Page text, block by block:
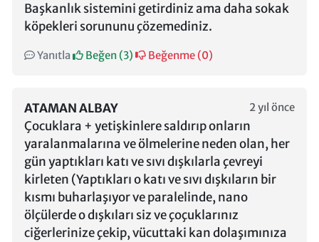
Başkanlık sistemini getirdiniz ama daha sokak
köpekleri sorununu çözemediniz.
Yanıtla Beğen (3) Beğenme (0)
ATAMAN ALBAY 2 yıl önce
Çocuklara + yetişkinlere saldırıp onların
yaralanmalarına ve ölmelerine neden olan, her
gün yaptıkları katı ve sıvı dışkılarla çevreyi
kirleten (Yaptıkları o katı ve sıvı dışkıların bir
kısmı buharlaşıyor ve paralelinde, nano
ölçülerde o dışkıları siz ve çoçuklarınız
ciğerlerinize çekip, vücuttaki kan dolaşımınıza